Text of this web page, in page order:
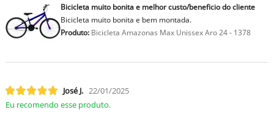
Bicicleta muito bonita e melhor custo/beneficio do cliente
Bicicleta muito bonita e bem montada.
Produto:Bicicleta Amazonas Max Unissex Aro 24 - 1378
José J. 22/01/2025
Eu recomendo esse produto.